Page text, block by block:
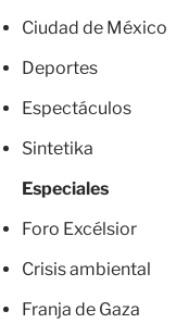
Ciudad de México
Deportes
Espectáculos
Sintetika
Especiales
Foro Excélsior
Crisis ambiental
Franja de Gaza